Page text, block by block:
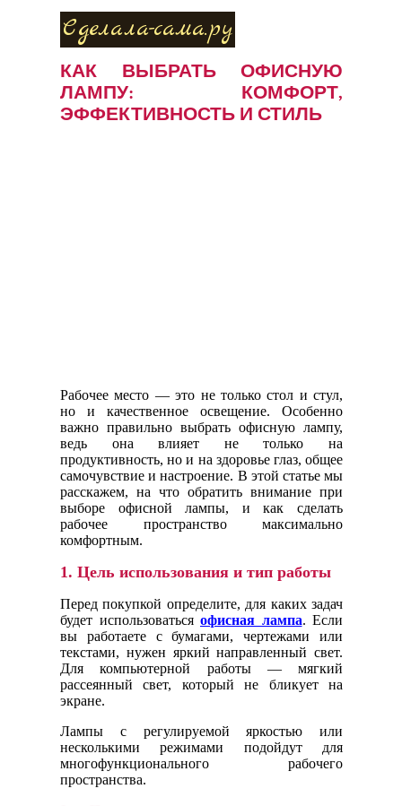
Сделала-сама.ру
КАК ВЫБРАТЬ ОФИСНУЮ
ЛАМПУ: КОМФОРТ,
ЭФФЕКТИВНОСТЬ И СТИЛЬ
Рабочее место — это не только стол и стул,
но и качественное освещение. Особенно
важно правильно выбрать офисную лампу,
ведь она влияет не только на
продуктивность, но и на здоровье глаз, общее
самочувствие и настроение. В этой статье мы
расскажем, на что обратить внимание при
выборе офисной лампы, и как сделать
рабочее пространство максимально
комфортным.
1. Цель использования и тип работы
Перед покупкой определите, для каких задач
будет использоваться офисная лампа. Если
вы работаете с бумагами, чертежами или
текстами, нужен яркий направленный свет.
Для компьютерной работы — мягкий
рассеянный свет, который не бликует на
экране.
Лампы с регулируемой яркостью или
несколькими режимами подойдут для
многофункционального рабочего
пространства.